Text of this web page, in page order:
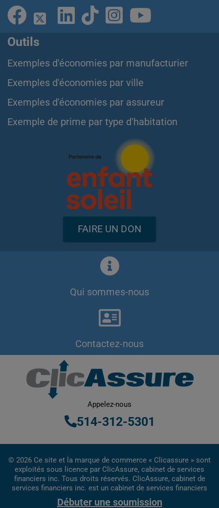
Débuter une soumission
Outils
Exemples d'économies par manufacturier
Exemples d'économies par ville
Exemples d'économies par assureur
Exemple de prime par type d'habitation
FAIRE UN DON
Qui sommes-nous
Contactez-nous
Appelez-nous
514-312-5301
© 2026 Ce site et la marque de commerce « Clicassure » sont
exploités sous licence par ClicAssure, cabinet de services
financiers inc. Tous droits réservés. ClicAssure, cabinet de
services financiers inc. est un cabinet de services financiers
inscrit au Québec.